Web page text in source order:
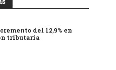
del 12,9% en
tributaria